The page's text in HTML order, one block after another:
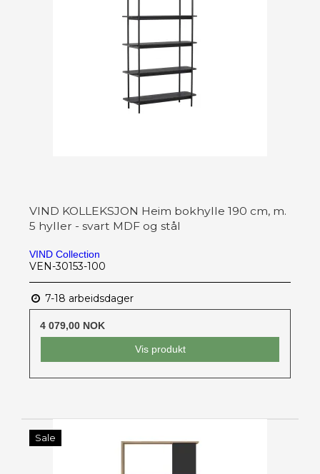
VIND KOLLEKSJON Heim bokhylle 190 cm, m.
5 hyller - svart MDF og stål
VIND Collection
VEN-30153-100
7-18 arbeidsdager
4 079,00 NOK
Vis produkt
Sale